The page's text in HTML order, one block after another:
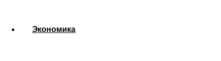
Экономика